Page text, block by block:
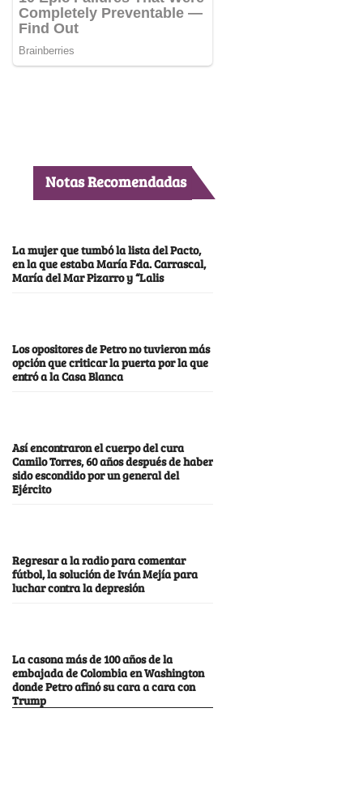
Notas Recomendadas
La mujer que tumbó la lista del Pacto,
en la que estaba María Fda. Carrascal,
María del Mar Pizarro y “Lalis
Los opositores de Petro no tuvieron más
opción que criticar la puerta por la que
entró a la Casa Blanca
Así encontraron el cuerpo del cura
Camilo Torres, 60 años después de haber
sido escondido por un general del
Ejército
Regresar a la radio para comentar
fútbol, la solución de Iván Mejía para
luchar contra la depresión
La casona más de 100 años de la
embajada de Colombia en Washington
donde Petro afinó su cara a cara con
Trump